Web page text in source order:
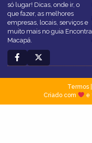
só lugar! Dicas, onde ir, o
que fazer, as melhores
empresas, locais, serviços e
muito mais no guia Encontra
Macapá.
Termos|
Criado com
e